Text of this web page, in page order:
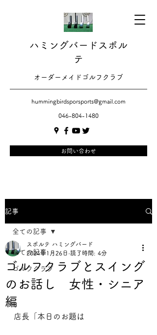
ハミングバードスポル
テ
​​オーダーメイドゴルフクラブ
hummingbirdsporsports@gmail.com
046-804-1480
お問い合わせ
記事
全ての記事
ゴルフクラブ
全ての記事
ゴルフクラブとスイング
のお話し 女性・シニア
編
スポルテ ハミングバード
2024年1月26日 読了時間: 4分
店長「本日のお題は